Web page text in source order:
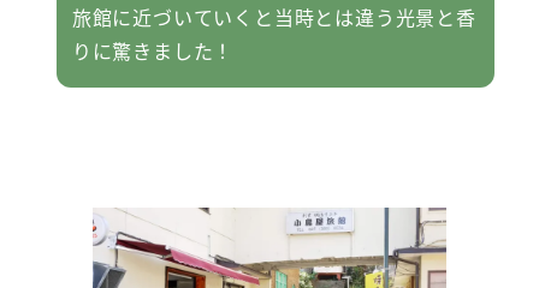
旅館に近づいていくと当時とは違う光景と香
りに驚きました！